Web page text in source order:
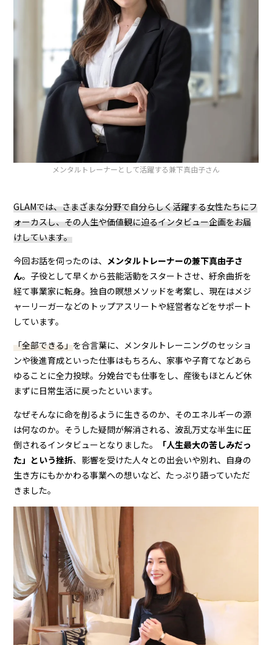
メンタルトレーナーとして活躍する兼下真由子さん
GLAMでは、さまざまな分野で自分らしく活躍する女性たちにフ
ォーカスし、その人生や価値観に迫るインタビュー企画をお届
けしています。
今回お話を伺ったのは、 メンタルトレーナーの兼下真由子さ
ん。子役として早くから芸能活動をスタートさせ、紆余曲折を
経て事業家に転身。独自の瞑想メソッドを考案し、現在はメジ
ャーリーガーなどのトップアスリートや経営者などをサポート
しています。
「全部できる」を合言葉に、メンタルトレーニングのセッショ
ンや後進育成といった仕事はもちろん、家事や子育てなどあら
ゆることに全力投球。分娩台でも仕事をし、産後もほとんど休
まずに日常生活に戻ったといいます。
なぜそんなに命を削るように生きるのか、そのエネルギーの源
は何なのか。そうした疑問が解消される、波乱万丈な半生に圧
倒されるインタビューとなりました。
「人生最大の苦しみだっ
た」という挫折、影響を受けた人々との出会いや別れ、自身の
生き方にもかかわる事業への想いなど、たっぷり語っていただ
きました。